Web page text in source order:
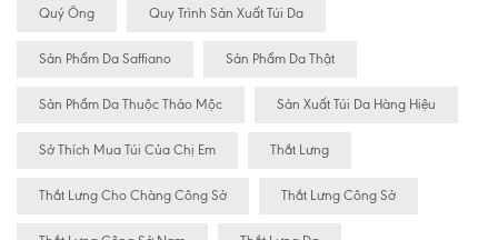
Quý Ông Quy Trình Sản Xuất Túi Da
Sản Phẩm Da Saffiano Sản Phẩm Da Thật
Sản Phẩm Da Thuộc Thảo Mộc Sản Xuất Túi Da Hàng Hiệu
Sở Thích Mua Túi Của Chị Em Thắt Lưng
Thắt Lưng Cho Chàng Công Sở Thắt Lưng Công Sở